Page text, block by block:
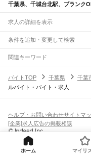
千葉県、千城台北駅、ブランク
求人の詳細を表示
条件を追加・変更して検索
市区町村を追加・変更
千葉県すべて
千葉市すべて
旭市習志野市柏市勝浦市
君津市富津市浦安市
匝瑳市
いすみ
安房郡
駅を追加・変更
JR中央・総武線
市川駅本八幡駅下総中山駅
新検見川駅
JR総武本線
市川駅 船橋駅 稲毛駅
職種を追加・変更
飲食・フードサービスすべて
ホールスタッフキッチンスタ
パン屋（ベーカリー）
飲食店補助（開店・閉店準備）
営業・販売
人気
日払いOK高校生歓迎
ピアスOK
オープ
勤務期間
雇用形態を追加・変更
アルバイト・パート
正社員
都道府県を変更
関連キーワード
バイトTOP
千葉県 千葉
ルバイト・バイト・求人
ヘルプ・お問い合わせサイトマ
[企業]求人広告の掲載相談
ホーム マイリ